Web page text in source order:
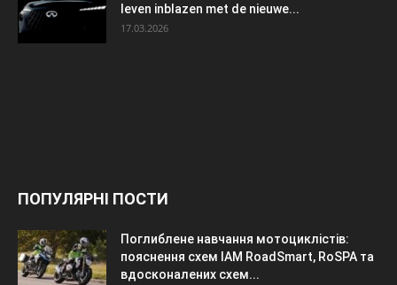
leven inblazen met de nieuwe...
17.03.2026
ПОПУЛЯРНІ ПОСТИ
Поглиблене навчання мотоциклістів:
пояснення схем IAM RoadSmart, RoSPA та
вдосконалених схем...